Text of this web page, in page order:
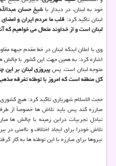
خود به لبنان، در دیدار باشیخ حسان
لبنان تاکید کرد: قلب ما مردم ایران و
لبنان است و از خداوند متعال می خواهیم که
وی با اعلان اینکه لبنان در خط مقدم جبهه
اشاره کرد: به همین جهت این کشور با چالش
متوجه لبنان است. پسپیروزی لبنان بر
کل منطقه است که امروز با توطئه تفرقه
حجت الاسلام شهریاری تاکید کرد: هیچ
مبارزه کند پس باید تلاش ها خصوصاً از
تبادل تجربیات دراین زمینه با چالش ها
تلاش خودرا برای ایجاد اختلاف و ناامنی
نیروها برای مبارزه با این توطئه ها به کار